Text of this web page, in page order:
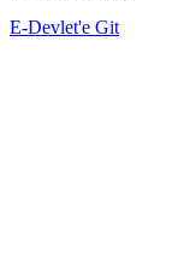
E-Devlet'e Git